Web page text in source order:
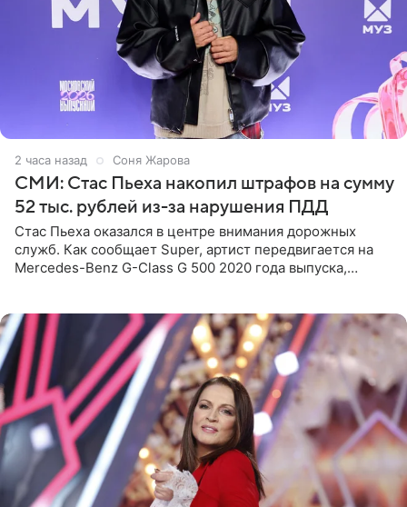
2 часа назад Соня Жарова
СМИ: Стас Пьеха накопил штрафов на сумму
52 тыс. рублей из-за нарушения ПДД
Стас Пьеха оказался в центре внимания дорожных
служб. Как сообщает Super, артист передвигается на
Mercedes-Benz G-Class G 500 2020 года выпуска,